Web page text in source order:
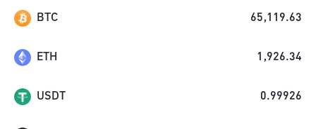
BTC 65,119.63
ETH 1,926.34
USDT 0.99926